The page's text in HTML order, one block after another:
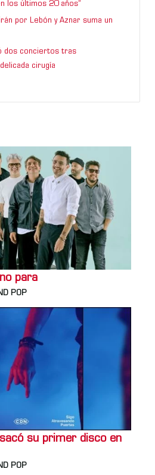
los últimos 20 años”
por Lebón y Aznar suma un
dos conciertos tras
cirugía
para
POP
su primer disco en
POP